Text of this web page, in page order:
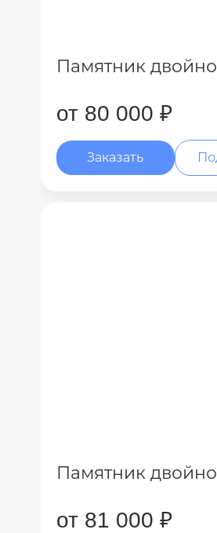
Памятник
от 80 000 ₽
Заказать
Памятник
от 81 000 ₽